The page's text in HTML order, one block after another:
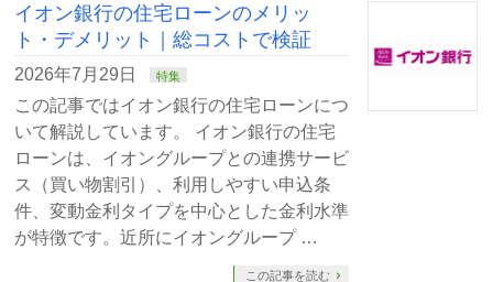
イオン銀行の住宅ローンのメリッ
ト・デメリット｜総コストで検証
2026年7月29日 特集
この記事ではイオン銀行の住宅ローンにつ
いて解説しています。 イオン銀行の住宅
ローンは、イオングループとの連携サービ
ス（買い物割引）、利用しやすい申込条
件、変動金利タイプを中心とした金利水準
が特徴です。近所にイオングループ …
この記事を読む